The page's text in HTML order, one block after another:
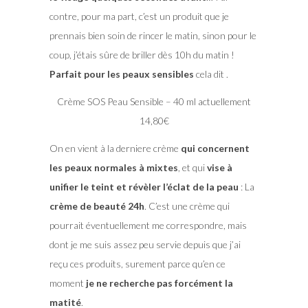
contre, pour ma part, c’est un produit que je
prennais bien soin de rincer le matin, sinon pour le
coup, j’étais sûre de briller dès 10h du matin !
Parfait pour les peaux sensibles cela dit .
Crème SOS Peau Sensible – 40 ml actuellement
14,80€
On en vient à la derniere crème qui concernent
les peaux normales à mixtes , et quivise à
unifier le teint et révèler l’éclat de la peau : La
crème de beauté 24h. C’est une crème qui
pourrait éventuellement me correspondre, mais
dont je me suis assez peu servie depuis que j’ai
reçu ces produits, surement parce qu’en ce
moment je ne recherche pas forcément la
matité.